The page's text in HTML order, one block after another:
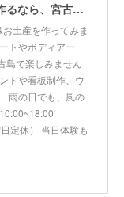
宮古島で思い出・お土産作るなら、宮古島思い出アート。人気のボディアートやチョークアート、海レジンアート体験が楽しめます！
土産を作ってみま
トやボディアー
島で楽しみません
トや看板制作、ウ
雨の日でも、風の
定休） 当日体験も